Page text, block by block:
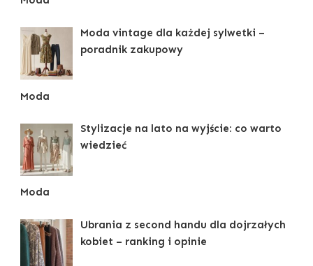
Moda vintage dla każdej sylwetki –
poradnik zakupowy
Moda
Stylizacje na lato na wyjście: co warto
wiedzieć
Moda
Ubrania z second handu dla dojrzałych
kobiet – ranking i opinie